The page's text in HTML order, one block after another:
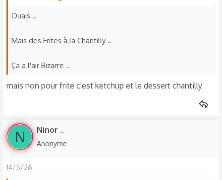
Ouais ..
Mais des Frites à la Chantilly ..
Ça a l'air Bizarre ..
mais non pour frite c'est ketchup et le dessert chantilly
N Ninor ..
Anonyme
14/5/26